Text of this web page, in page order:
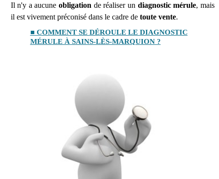
Il n'y a aucuneobligation de réaliser un diagnostic mérule, mais
il est vivement préconisé dans le cadre de toute vente.
■ COMMENT SE DÉROULE LE DIAGNOSTIC
MÉRULE À SAINS-LÈS-MARQUION ?